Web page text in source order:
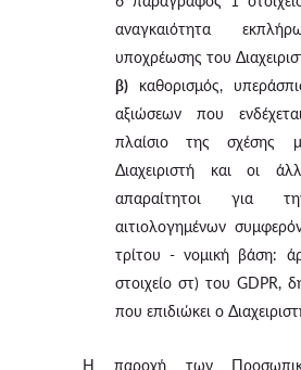
αναγκαιότητα
υποχρέωσης του
β) καθορισμός,
αξιώσεων που
πλαίσιο της σχέσης
Διαχειριστή και οι
απαραίτητοι για
αιτιολογημένων
τρίτου - νομική βάση:
στοιχείο στ) του GDPR,
που επιδιώκει ο
Η παροχή των